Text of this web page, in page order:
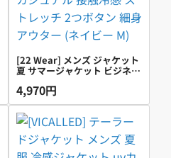
[22 Wear] メンズ ジャケット
夏 サマージャケット ビジネス
ード カジュアル 接触冷感 ス
トレッチ 2つボタン 細身 アウ
ター (ネイビー M)
4,970円